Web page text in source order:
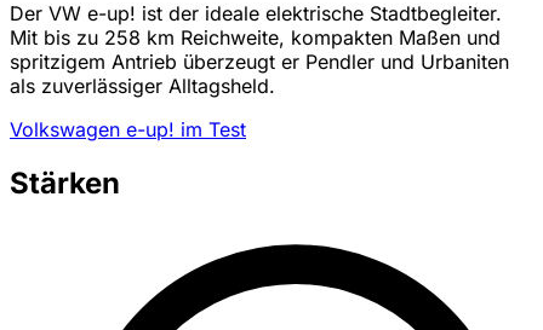
Der VW e-up! ist der ideale elektrische Stadtbegleiter.
Mit bis zu 258 km Reichweite, kompakten Maßen und
spritzigem Antrieb überzeugt er Pendler und Urbaniten
als zuverlässiger Alltagsheld.
Volkswagen e-up! im Test
Stärken